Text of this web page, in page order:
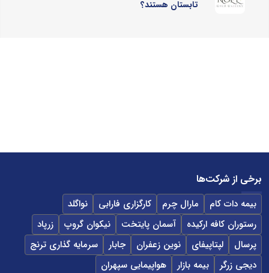
تابستان هستند؟
برخی از شرکت‌ها
بیمه دات کام مارال چرم کارگزاری فارابی
نواگلد
رستوران کافه ارکیده
آسمان پایتخت نیکوان گروپ
زرپاد
پرسال
لپتاپیفای نوین زعفران جابار
سرمایه گذاری ترنج
دیجی زرگر
بیمه بازار
هواپیمایی سپهران